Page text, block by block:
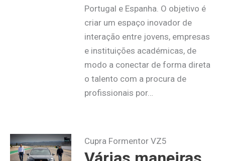
Portugal e Espanha. O objetivo é
criar um espaço inovador de
interação entre jovens, empresas
e instituições académicas, de
modo a conectar de forma direta
o talento com a procura de
profissionais por…
Cupra Formentor VZ5